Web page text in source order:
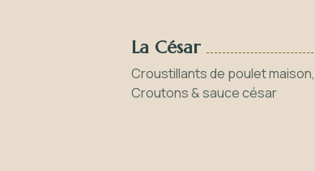
La César
Croustillants de poulet
Croutons & sauce césar